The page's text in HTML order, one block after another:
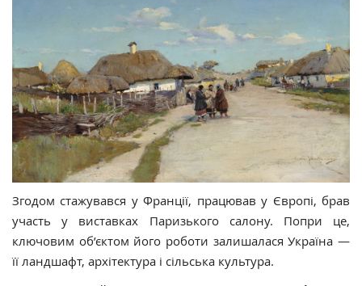
Згодом стажувався у Франції, працював у Європі, брав
участь у виставках Паризького салону. Попри це,
ключовим об’єктом його роботи залишалася Україна —
її ландшафт, архітектура і сільська культура.